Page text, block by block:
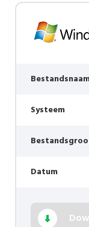
Systeem
Datum